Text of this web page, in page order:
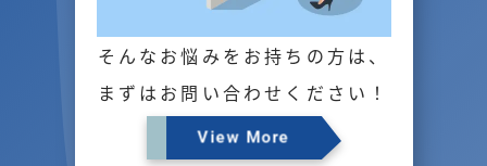
そんなお悩みをお持ちの方は、
まずはお問い合わせください！
View More